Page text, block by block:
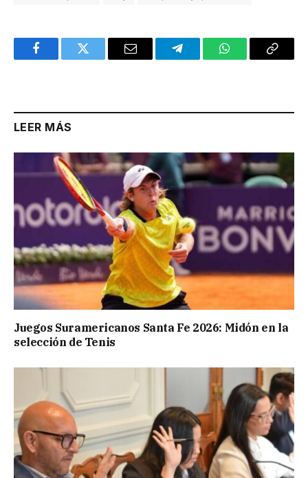
FacebookTwitter Email TelegramWhatsAppCopy
LEER MÁS
Juegos Suramericanos Santa Fe 2026: Midón en la
selección de Tenis